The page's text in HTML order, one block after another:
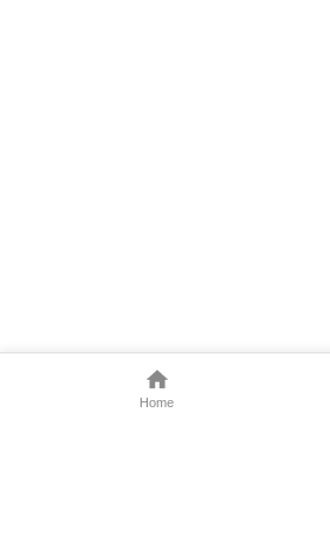
Home